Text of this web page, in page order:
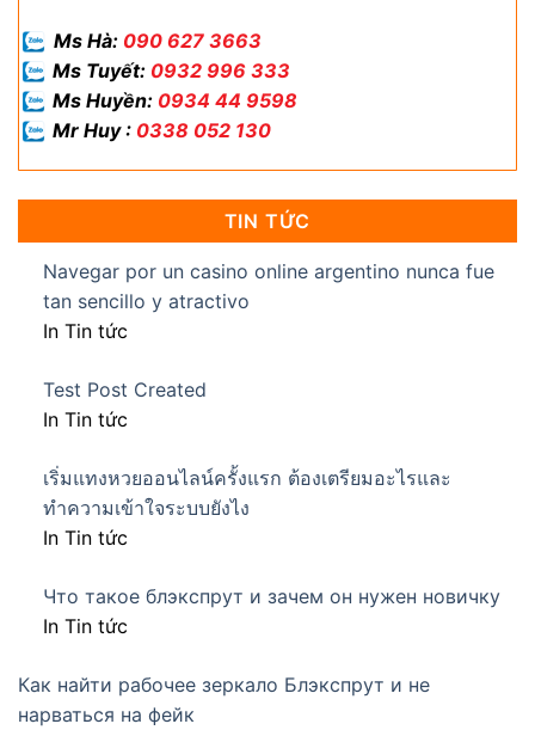
Ms Hà: 090 627 3663
Ms Tuyết: 0932 996 333
Ms Huyền: 0934 44 9598
Mr Huy : 0338 052 130
TIN TỨC
Navegar por un casino online argentino nunca fue
tan sencillo y atractivo
In Tin tức
Test Post Created
In Tin tức
เริ่มแทงหวยออนไลน์ครั้งแรก ต้องเตรียมอะไรและ
ทำความเข้าใจระบบยังไง
In Tin tức
Что такое блэкспрут и зачем он нужен новичку
In Tin tức
Как найти рабочее зеркало Блэкспрут и не
нарваться на фейк